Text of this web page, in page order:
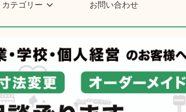
カテゴリー お問い合わせ